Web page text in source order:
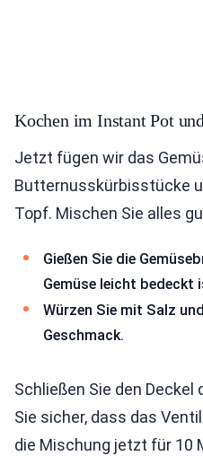
Kochen im Instant Pot
Jetzt fügen wir das
Butternusskürbisstücke
Topf. Mischen Sie alles
Gießen Sie die
Gemüse leicht bedeckt
Würzen Sie mit Salz
Geschmack.
Schließen Sie den
Sie sicher, dass das
die Mischung jetzt für 10